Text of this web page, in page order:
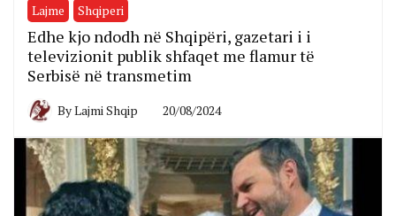
Lajme Shqiperi
Edhe kjo ndodh në Shqipëri, gazetari i i
televizionit publik shfaqet me flamur të
Serbisë në transmetim
ByLajmi Shqip 20/08/2024